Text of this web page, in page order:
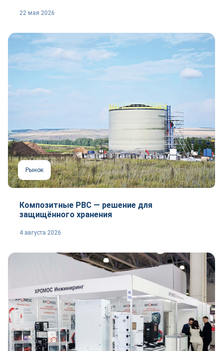
22 мая 2026
Рынок
Композитные РВС — решение для
защищённого хранения
4 августа 2026